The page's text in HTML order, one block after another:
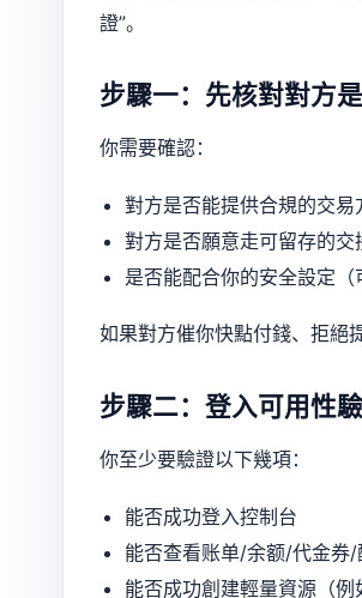
證”。
步驟一：先核對對方
你需要確認：
對方是否能提供合規的交易
對方是否願意走可留存的交
是否能配合你的安全設定（
如果對方催你快點付錢、拒絕
步驟二：登入可用性
你至少要驗證以下幾項：
能否成功登入控制台
能否查看账单/余额/代金券/
能否成功創建輕量資源（例